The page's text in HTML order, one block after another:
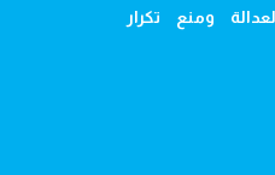
ومنع تكرار